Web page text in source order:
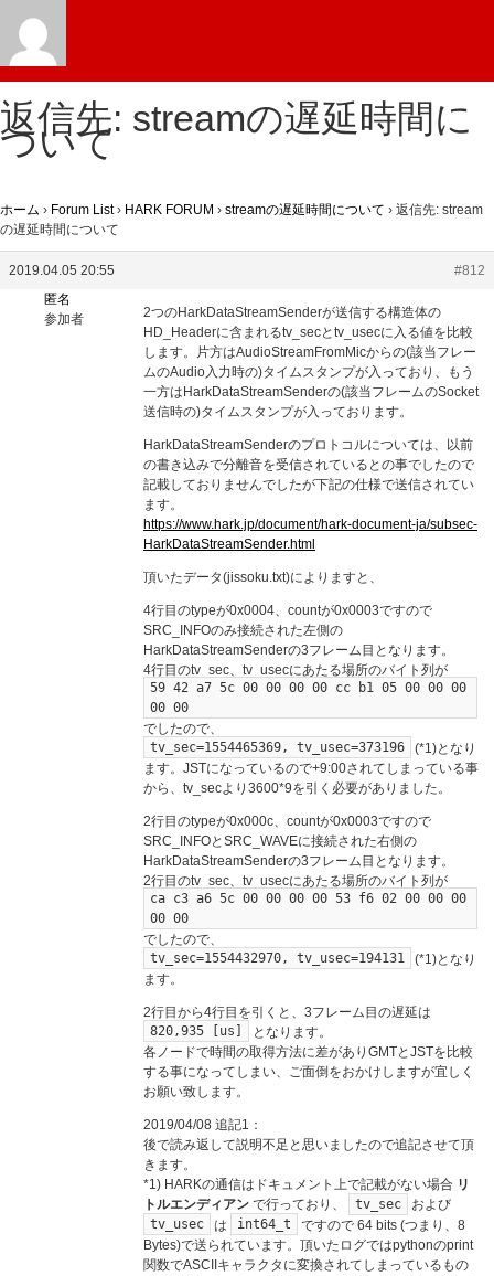
返信先: streamの遅延時間に
ついて
ホーム › Forum List › HARK FORUM › streamの遅延時間について › 返信先: stream
の遅延時間について
2019.04.05 20:55
#812
匿名
参加者
2つのHarkDataStreamSenderが送信する構造体の
HD_Headerに含まれるtv_secとtv_usecに入る値を比較
します。片方はAudioStreamFromMicからの(該当フレー
ムのAudio入力時の)タイムスタンプが入っており、もう
一方はHarkDataStreamSenderの(該当フレームのSocket
送信時の)タイムスタンプが入っております。
HarkDataStreamSenderのプロトコルについては、以前
の書き込みで分離音を受信されているとの事でしたので
記載しておりませんでしたが下記の仕様で送信されてい
ます。
https://www.hark.jp/document/hark-document-ja/subsec-
HarkDataStreamSender.html
頂いたデータ(jissoku.txt)によりますと、
4行目のtypeが0x0004、countが0x0003ですので
SRC_INFOのみ接続された左側の
HarkDataStreamSenderの3フレーム目となります。
4行目のtv_sec、tv_usecにあたる場所のバイト列が
59 42 a7 5c 00 00 00 00 cc b1 05 00 00 00
00 00
でしたので、
tv_sec=1554465369, tv_usec=373196
(*1)となり
ます。JSTになっているので+9:00されてしまっている事
から、tv_secより3600*9を引く必要がありました。
2行目のtypeが0x000c、countが0x0003ですので
SRC_INFOとSRC_WAVEに接続された右側の
HarkDataStreamSenderの3フレーム目となります。
2行目のtv_sec、tv_usecにあたる場所のバイト列が
ca c3 a6 5c 00 00 00 00 53 f6 02 00 00 00
00 00
でしたので、
tv_sec=1554432970, tv_usec=194131
(*1)となり
ます。
2行目から4行目を引くと、3フレーム目の遅延は
820,935 [us]
となります。
各ノードで時間の取得方法に差がありGMTとJSTを比較
する事になってしまい、ご面倒をおかけしますが宜しく
お願い致します。
2019/04/08 追記1：
後で読み返して説明不足と思いましたので追記させて頂
きます。
*1) HARKの通信はドキュメント上で記載がない場合 リ
トルエンディアン で行っており、 tv_sec
および
tv_usec
は int64_t
ですので 64 bits (つまり、8
Bytes)で送られています。頂いたログではpythonのprint
関数でASCIIキャラクタに変換されてしまっているもの